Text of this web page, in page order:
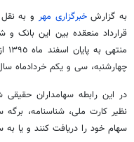
به گزارشخبرگزاری مهر و به
قرارداد منعقده بین این بانک
چهارشنبه، سی و یکم خردادماه سال ٩٦ آغاز شده
در این رابطه سهامداران حقیقی
نظیر کارت ملی، شناسنامه،
سهام خود را دریافت کنند و یا به